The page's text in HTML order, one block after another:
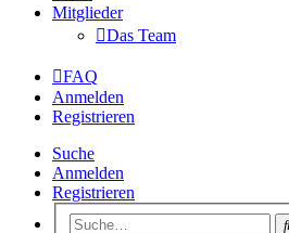
Mitglieder
Das Team
FAQ
Anmelden
Registrieren
Suche
Anmelden
Registrieren